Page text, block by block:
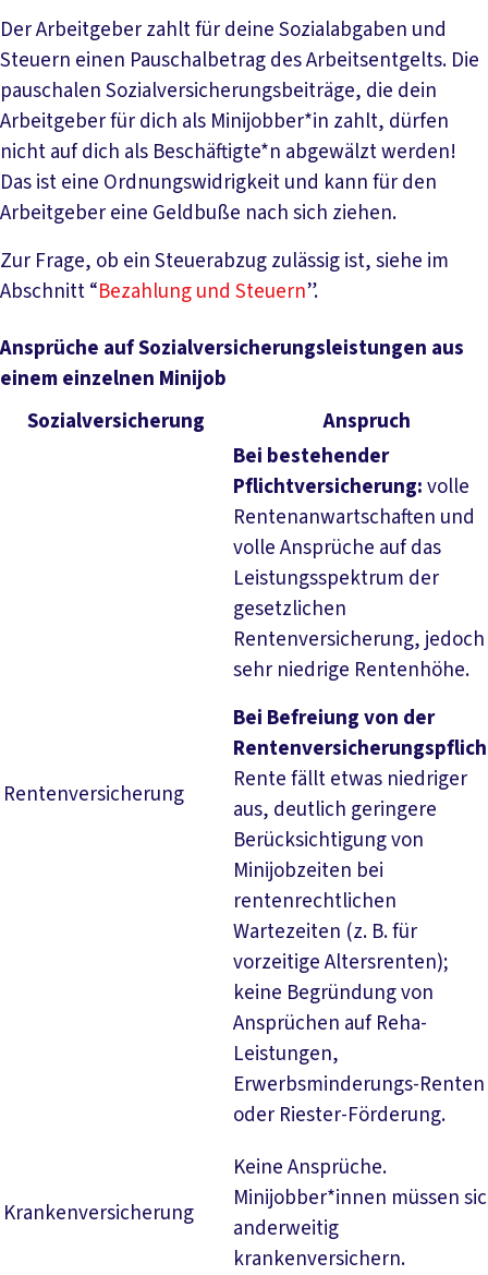
Der Arbeitgeber zahlt für deine Sozialabgaben und
Steuern einen Pauschalbetrag des Arbeitsentgelts. Die
pauschalen Sozialversicherungsbeiträge, die dein
Arbeitgeber für dich als Minijobber*in zahlt, dürfen
nicht auf dich als Beschäftigte*n abgewälzt werden!
Das ist eine Ordnungswidrigkeit und kann für den
Arbeitgeber eine Geldbuße nach sich ziehen.
Zur Frage, ob ein Steuerabzug zulässig ist, siehe im
Abschnitt “Bezahlung und Steuern”.
Ansprüche auf Sozialversicherungsleistungen aus
einem einzelnen Minijob
Sozialversicherung
Anspruch
Rentenversicherung
Bei bestehender
Pflichtversicherung:volle
Rentenanwartschaften und
volle Ansprüche auf das
Leistungsspektrum der
gesetzlichen
Rentenversicherung, jedoch
sehr niedrige Rentenhöhe.
Bei Befreiung von der
Rente fällt etwas niedriger
aus, deutlich geringere
Berücksichtigung von
Minijobzeiten bei
rentenrechtlichen
Wartezeiten (z. B. für
vorzeitige Altersrenten);
keine Begründung von
Ansprüchen auf Reha-
Leistungen,
Erwerbsminderungs-Renten
oder Riester-Förderung.
Krankenversicherung
Keine Ansprüche.
Minijobber*innen müssen
anderweitig
krankenversichern.